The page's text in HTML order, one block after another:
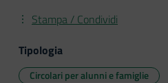
Stampa / Condividi
Tipologia
Circolari per alunni e famiglie